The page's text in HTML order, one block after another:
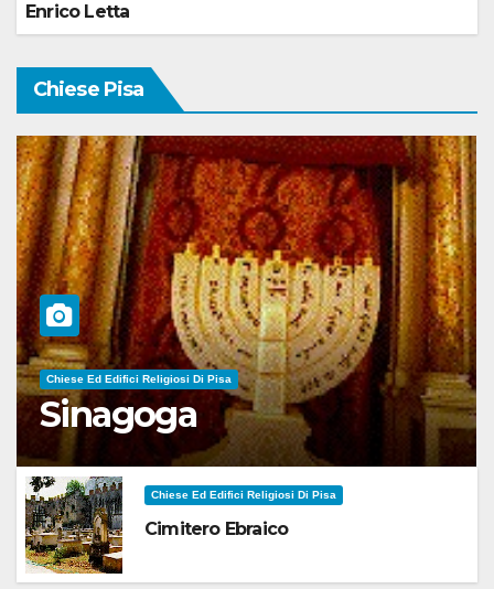
Enrico Letta
Chiese Pisa
Chiese Ed Edifici Religiosi Di Pisa
Sinagoga
Chiese Ed Edifici Religiosi Di Pisa
Cimitero Ebraico